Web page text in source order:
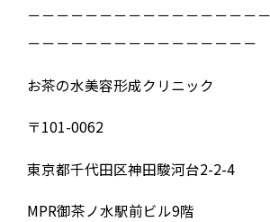
－－－－－－－－－－－－－－－－
－－－－－－－－－－－－－－－－
お茶の水美容形成クリニック
〒101-0062
東京都千代田区神田駿河台2-2-4
MPR御茶ノ水駅前ビル9階